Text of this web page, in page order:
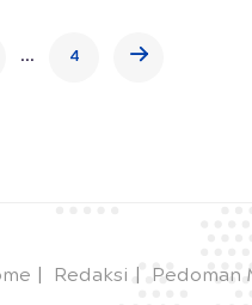
... 4
Redaksi Pedoman